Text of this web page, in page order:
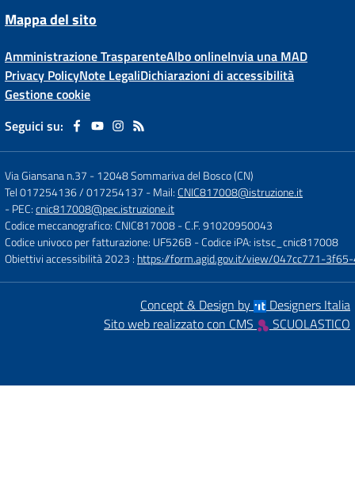
Mappa del sito
Amministrazione TrasparenteAlbo onlineInvia una MAD
Privacy PolicyNote LegaliDichiarazioni di accessibilità
Gestione cookie
Seguici su:
Via Giansana n.37 -12048 Sommariva del Bosco (CN)
Tel 017254136 / 017254137 - Mail:CNIC817008@istruzione.it
- PEC:cnic817008@pec.istruzione.it
Codice meccanografico: CNIC817008- C.F. 91020950043
Codice univoco per fatturazione: UF526B - Codice iPA: istsc_cnic817008
Obiettivi accessibilità 2023 : https://form.agid.gov.it/view/047cc771-
Concept & Design by
Designers Italia
Sito web realizzato con CMS
SCUOLASTICO